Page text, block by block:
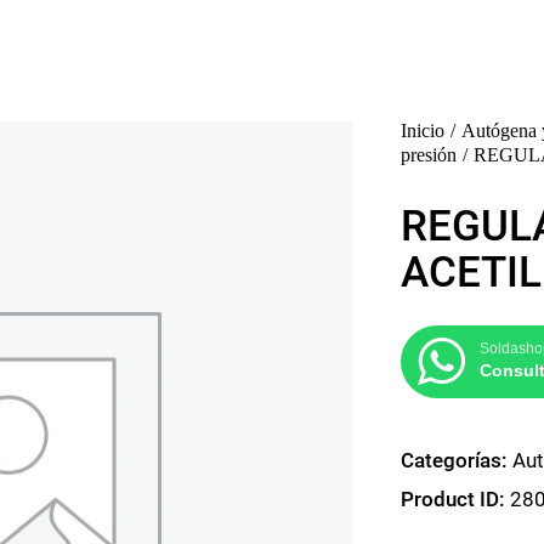
Inicio
Autógena
presión
Categorías:
Product ID: